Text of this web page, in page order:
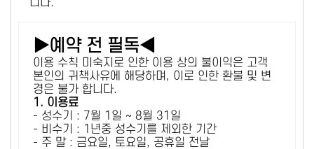
니다.
▶예약 전 필독◀
이용 수칙 미숙지로 인한 이용 상의 불이익은 고객
본인의 귀책사유에 해당하며, 이로 인한 환불 및 변
경은 불가 합니다.
1. 이용료
- 성수기 : 7월 1일 ~ 8월 31일
- 비수기 : 1년중 성수기를 제외한 기간
- 주 말 : 금요일, 토요일, 공휴일 전날